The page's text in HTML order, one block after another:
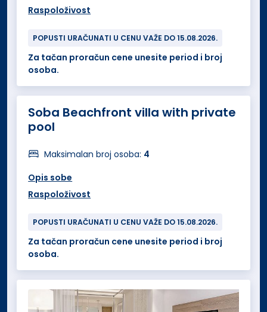
Raspoloživost
POPUSTI URAČUNATI U CENU VAŽE DO 15.08.2026.
Za tačan proračun cene unesite period i broj
osoba.
Soba Beachfront villa with private
pool
Maksimalan broj osoba: 4
Opis sobe
Raspoloživost
POPUSTI URAČUNATI U CENU VAŽE DO 15.08.2026.
Za tačan proračun cene unesite period i broj
osoba.